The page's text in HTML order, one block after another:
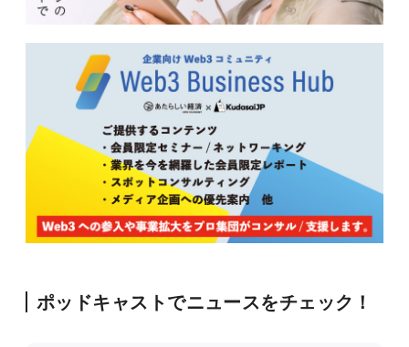
ポッドキャストでニュースをチェック！